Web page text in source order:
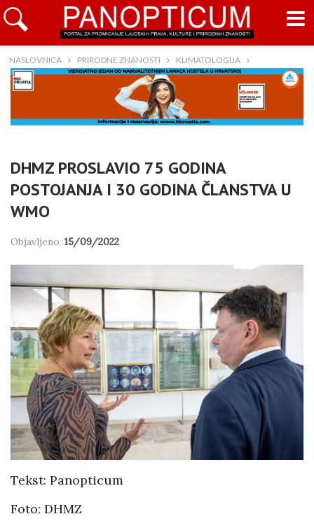
NASLOVNICA PRIRODNE ZNANOSTI KLIMATOLOGIJA
DHMZ PROSLAVIO 75 GODINA
POSTOJANJA I 30 GODINA ČLANSTVA U
WMO
Objavljeno 15/09/2022
Tekst: Panopticum
Foto: DHMZ